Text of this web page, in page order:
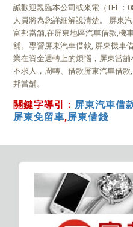
誠歡迎親臨本公司或來電（TEL：
人員將為您詳細解說清楚。 屏東
富邦當舖,在屏東地區汽車借款,機
舖。專營屏東汽車借款, 屏東機車
業在資金週轉上的煩惱，屏東當
不求人，周轉、借款屏東汽車借
邦當舖。
關鍵字導引： 屏東汽車借
屏東免留車,屏東借錢